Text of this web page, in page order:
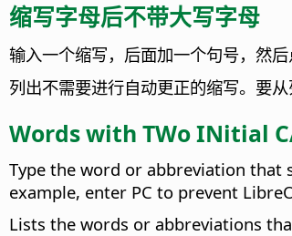
缩写字母后不带大写字母
输入一个缩写，后面加一个句号，然
列出不需要进行自动更正的缩写。 要
Words with TWo INitial
Type the word or abbreviation
example, enter PC to prevent
Lists the words or abbreviations